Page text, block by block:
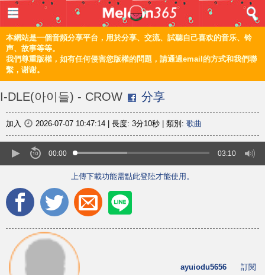
本網站是一個音頻分享平台，用於分享、交流、試聽自己喜欢的音乐、铃
声、故事等等。
我們尊重版權，如有任何侵害您版權的問題，請通過email的方式和我們聯
繫，谢谢。
I-DLE(아이들) - CROW 分享
加入 2026-07-07 10:47:14 長度: 3分10秒 類別: 歌曲
00:00 03:10
上傳下載功能需點此登陸才能使用。
ayuiodu5656 訂閱
登入 / 註冊
首頁
音樂
頻道
編輯
简体
©2021 甜瓜365 Melon365 Melon365.com